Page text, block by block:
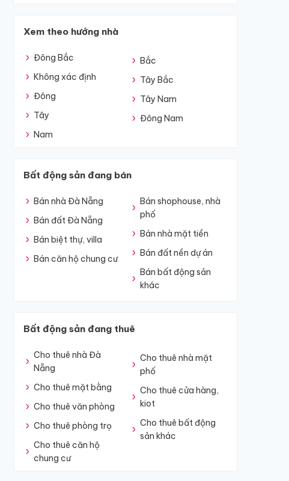
Xem theo hướng nhà
Đông Bắc
Không xác định
Đông
Tây
Nam
Bắc
Tây Bắc
Tây Nam
Đông Nam
Bất động sản đang bán
Bán nhà Đà Nẵng
Bán đất Đà Nẵng
Bán biệt thự, villa
Bán căn hộ chung cư
Bán shophouse, nhà
phố
Bán nhà mặt tiền
Bán đất nền dự án
Bán bất động sản
khác
Bất động sản đang thuê
Cho thuê nhà Đà
Nẵng
Cho thuê mặt bằng
Cho thuê văn phòng
Cho thuê phòng trọ
Cho thuê căn hộ
chung cư
Cho thuê nhà mặt
phố
Cho thuê cửa hàng,
kiot
Cho thuê bất động
sản khác